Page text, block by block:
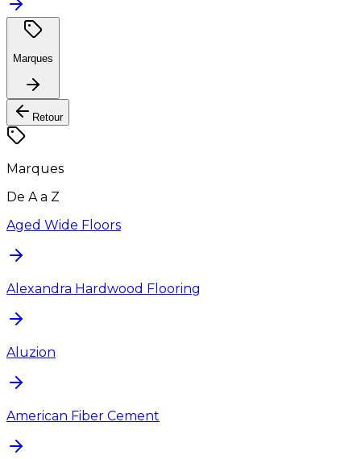
Marques
Retour
Marques
De A a Z
Aged Wide Floors
Alexandra Hardwood Flooring
Aluzion
American Fiber Cement